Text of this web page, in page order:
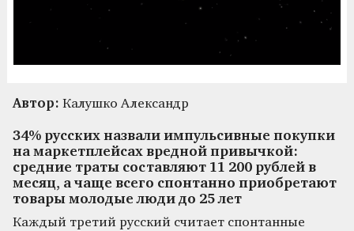
Автор: Калушко Александр
34% русских назвали импульсивные покупки
на маркетплейсах вредной привычкой:
средние траты составляют 11 200 рублей в
месяц, а чаще всего спонтанно приобретают
товары молодые люди до 25 лет
Каждый третий русский считает спонтанные